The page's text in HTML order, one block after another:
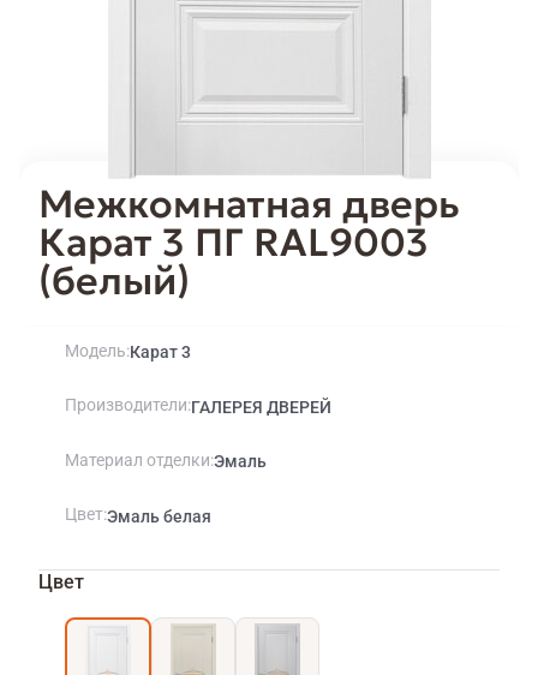
Межкомнатная дверь
Карат 3 ПГ RAL9003
(белый)
Модель Карат 3
Производители ГАЛЕРЕЯ ДВЕРЕЙ
Материал отделки Эмаль
ЦветЭмаль белая
Цвет